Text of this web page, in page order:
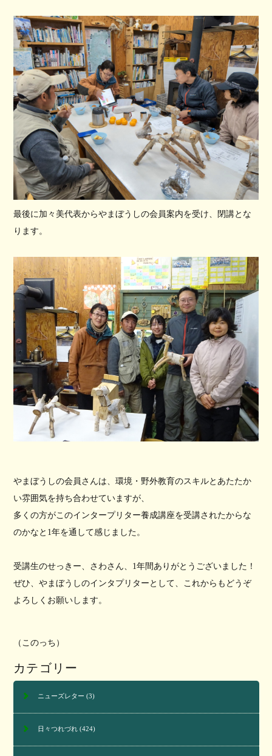
最後に加々美代表からやまぼうしの会員案内を受け、閉講とな
ります。
やまぼうしの会員さんは、環境・野外教育のスキルとあたたか
い雰囲気を持ち合わせていますが、
多くの方がこのインタープリター養成講座を受講されたからな
のかなと1年を通して感じました。
受講生のせっきー、さわさん、1年間ありがとうございました！
ぜひ、やまぼうしのインタプリターとして、これからもどうぞ
よろしくお願いします。
（このっち）
カテゴリー
ニューズレター (3)
日々つれづれ(424)